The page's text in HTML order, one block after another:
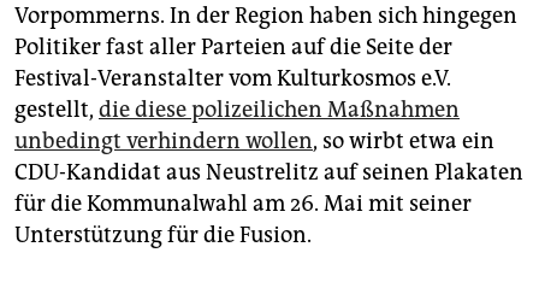
Vorpommerns. In der Region haben sich hingegen
Politiker fast aller Parteien auf die Seite der
Festival-Veranstalter vom Kulturkosmos e.V.
gestellt, die diese polizeilichen Maßnahmen
unbedingt verhindern wollen, so wirbt etwa ein
CDU-Kandidat aus Neustrelitz auf seinen Plakaten
für die Kommunalwahl am 26. Mai mit seiner
Unterstützung für die Fusion.